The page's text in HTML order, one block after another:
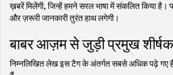
ख़बरें मिलेंगी, जिन्हें हमने सरल भाषा में संकलित किया
और ज़रूरी जानकारी तुरंत हाथ लगेगी।
बाबर आज़म से जुड़ी प्रमुख शीर्षक
निम्नलिखित लेख इस टैग के अंतर्गत सबसे अधिक पढ़े